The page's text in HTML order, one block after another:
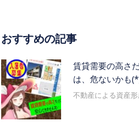
おすすめの記事
賃貸需要の高さ
は、危ないかも
不動産による資産